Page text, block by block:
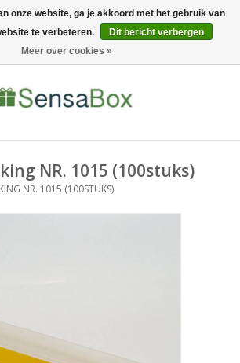
06-22022900 0 Artikelen - €0,00
NR. 1015 (100stuks)
NR. 1015 (100STUKS)
onze website, ga je akkoord met het gebruik van
te verbeteren.
Dit bericht verbergen
Meer over cookies »